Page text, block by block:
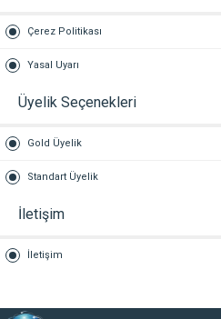
Çerez Politikası
Yasal Uyarı
Üyelik Seçenekleri
Gold Üyelik
Standart Üyelik
İletişim
İletişim